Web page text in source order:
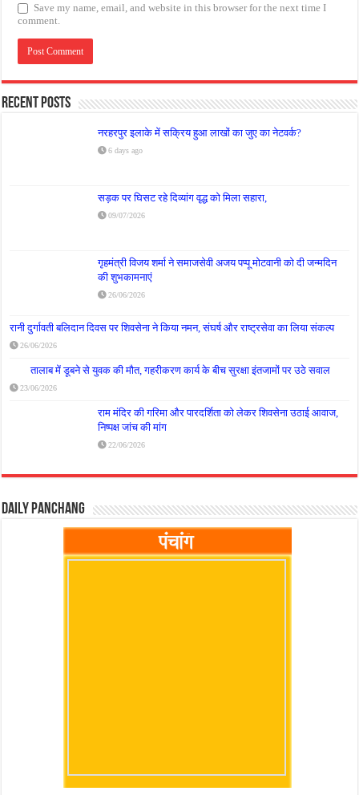
Save my name, email, and website in this browser for the next time I
comment.
Recent Posts
नरहरपुर इलाके में सक्रिय हुआ लाखों का जुए का नेटवर्क?
6 days ago
सड़क पर घिसट रहे दिव्यांग वृद्ध को मिला सहारा,
09/07/2026
गृहमंत्री विजय शर्मा ने समाजसेवी अजय पप्पू मोटवानी को दी जन्मदिन
की शुभकामनाएं
26/06/2026
रानी दुर्गावती बलिदान दिवस पर शिवसेना ने किया नमन, संघर्ष और राष्ट्रसेवा का लिया संकल्प
26/06/2026
तालाब में डूबने से युवक की मौत, गहरीकरण कार्य के बीच सुरक्षा इंतजामों पर उठे सवाल
23/06/2026
राम मंदिर की गरिमा और पारदर्शिता को लेकर शिवसेना उठाई आवाज,
निष्पक्ष जांच की मांग
22/06/2026
Daily Panchang